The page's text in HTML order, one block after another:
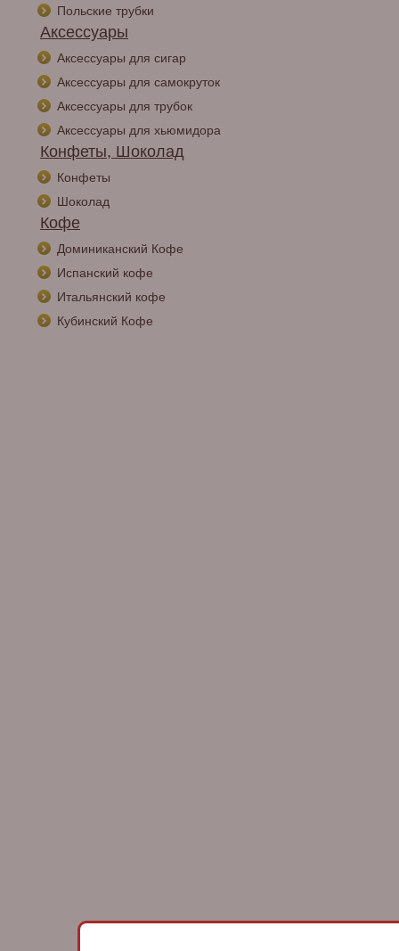
Польские трубки
Аксессуары
Аксессуары для сигар
Аксессуары для самокруток
Аксессуары для трубок
Аксессуары для хьюмидора
Конфеты, Шоколад
Конфеты
Шоколад
Кофе
Доминиканский Кофе
Испанский кофе
Итальянский кофе
Кубинский Кофе